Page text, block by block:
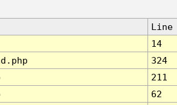
Line
14
324
211
62